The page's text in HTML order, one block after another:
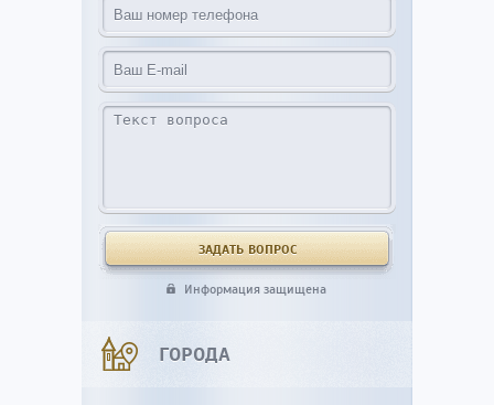
Информация защищена
ГОРОДА